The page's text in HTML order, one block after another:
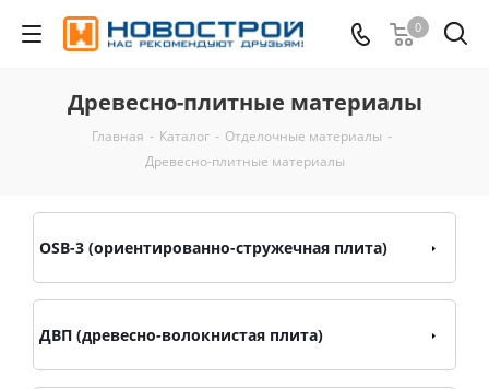
0
Древесно-плитные материалы
Главная - Каталог - Отделочные материалы -
Древесно-плитные материалы
OSB-3 (ориентированно-стружечная плита)
ДВП (древесно-волокнистая плита)